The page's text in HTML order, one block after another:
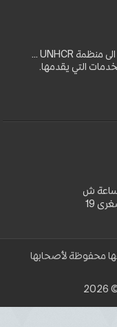
بوابة اللجوء والهجرة موقع غير حكومي ولا ينتمي الى منظمة UNHCR ...
التي يقدمها.
محفوظة لأصحابها